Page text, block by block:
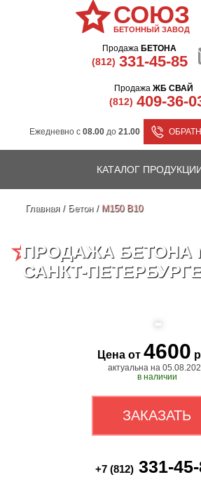
СОЮЗ
БЕТОННЫЙ ЗАВОД
Продажа БЕТОНА
(812) 331-45-85
Продажа ЖБ СВАЙ
(812) 409-36-
Ежедневно с 08.00до 21.00
КАТАЛОГ
Главная / Бетон / M150 B10
ПРОДАЖА БЕТОНА
САНКТ-
Цена от 4600
актуальна на
в наличии
ЗАКАЗАТЬ
+7 (812) 331-